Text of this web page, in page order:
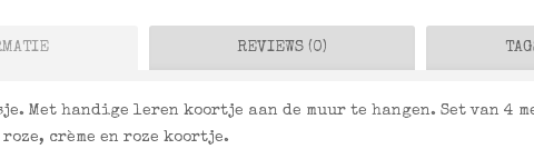
REVIEWS (0)
Met handige leren koortje aan de muur te hangen. Set van 4
crème en roze koortje.